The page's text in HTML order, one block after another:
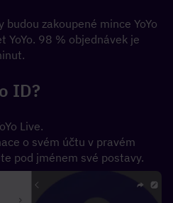
budou zakoupené mince YoYo
YoYo. 98 % objednávek je
ID?
Live.
o svém účtu v pravém
pod jménem své postavy.